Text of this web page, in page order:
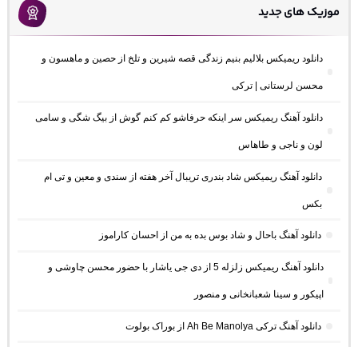
موزیک های جدید
دانلود ریمیکس بلالیم بنیم زندگی قصه شیرین و تلخ از حصین و ماهسون و
محسن لرستانی | ترکی
دانلود آهنگ ریمیکس سر اینکه حرفاشو کم کنم گوش از بیگ شگی و سامی
لون و ناجی و طاهاس
دانلود آهنگ ریمیکس شاد بندری تریبال آخر هفته از سندی و معین و تی ام
بکس
دانلود آهنگ باحال و شاد بوس بده به من از احسان کاراموز
دانلود آهنگ ریمیکس زلزله 5 از دی جی یاشار با حضور محسن چاوشی و
اپیکور و سینا شعبانخانی و منصور
دانلود آهنگ ترکی Ah Be Manolya از بوراک بولوت